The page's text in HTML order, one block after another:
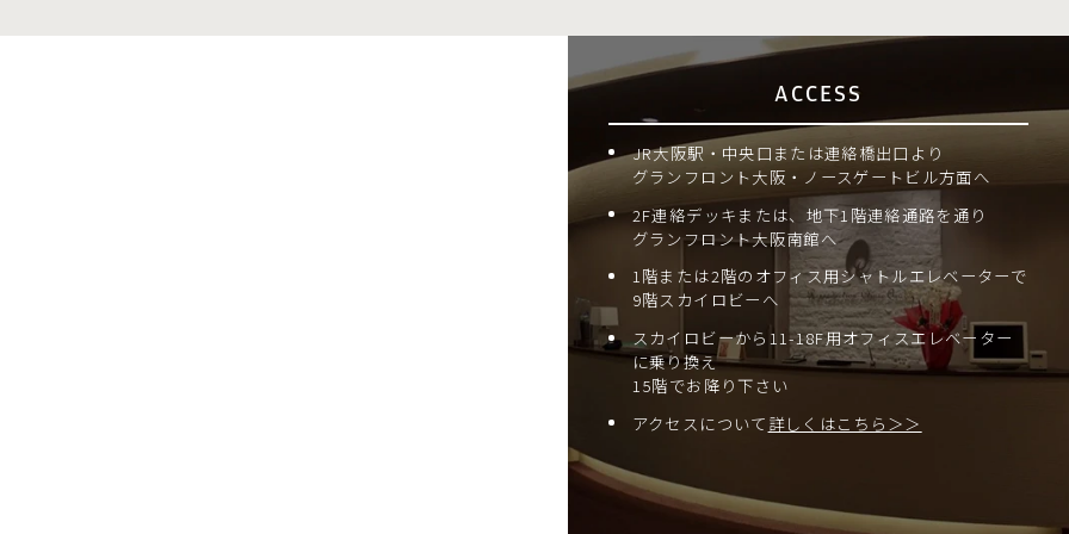
ACCESS
JR大阪駅・中央口または連絡橋出口より
グランフロント大阪・ノースゲートビル方面へ
2F連絡デッキまたは、地下1階連絡通路を通り
グランフロント大阪南館へ
1階または2階のオフィス用シャトルエレベーターで
9階スカイロビーへ
スカイロビーから11-18F用オフィスエレベーター
に乗り換え
15階でお降り下さい
アクセスについて 詳しくはこちら＞＞